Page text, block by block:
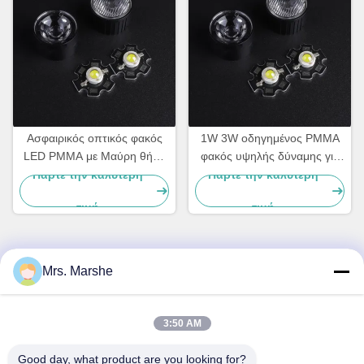
Ασφαιρικός οπτικός φακός
LED PMMA με Μαύρη θήκη
για Spot Light LED | Γωνία
Πάρτε την καλύτερη
τιμή
1W 3W οδηγημένος PMMA
φακός υψηλής δύναμης για
το ασφαιρικό οδηγημένο
Πάρτε την καλύτερη
τιμή
Γρήγορη επικοινωνία
Mrs. Marshe
3:50 AM
Good day, what product are you looking for?